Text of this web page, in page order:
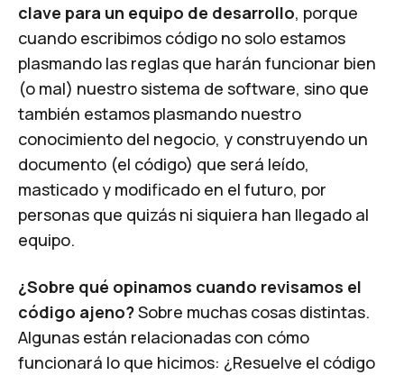
clave para un equipo de desarrollo, porque
cuando escribimos código no solo estamos
plasmando las reglas que harán funcionar bien
(o mal) nuestro sistema de software, sino que
también estamos plasmando nuestro
conocimiento del negocio, y construyendo un
documento (el código) que será leído,
masticado y modificado en el futuro, por
personas que quizás ni siquiera han llegado al
equipo.
¿Sobre qué opinamos cuando revisamos el
código ajeno?Sobre muchas cosas distintas.
Algunas están relacionadas con cómo
funcionará lo que hicimos: ¿Resuelve el código